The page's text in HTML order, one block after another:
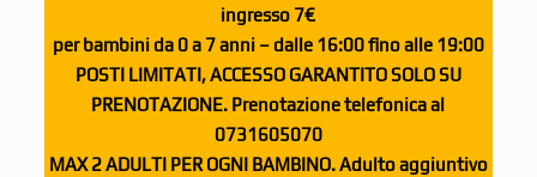
ingresso 7€
per bambini da 0 a 7 anni – dalle 16:00 fino alle 19:00
POSTI LIMITATI, ACCESSO GARANTITO SOLO SU
PRENOTAZIONE. Prenotazione telefonica al
0731605070
MAX 2 ADULTI PER OGNI BAMBINO. Adulto aggiuntivo